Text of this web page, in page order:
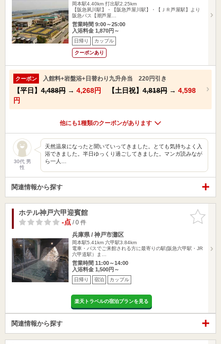
岡本駅4.40km 打出駅2.25km
【阪急夙川駅】・【阪急芦屋川駅】・【ＪＲ芦屋駅】より
阪急バス【潮芦屋…
営業時間 9:00～25:00
入浴料金 1,870円～
日帰り カップル
クーポンあり
クーポン 入館料+岩盤浴+日替わり九升弁当 220円引き
【平日】 4,488円 → 4,268円 【土日祝】 4,818円 → 4,598
円
他にも1種類のクーポンがあります
30代 男
性
天然温泉になったと聞いていってきました。とても気持ちよく入
浴できました。半日ゆっくり過ごしてきました。マンガ読みなが
ら一人…
関連情報から探す
お気に入
りに追加
ホテル神戸六甲迎賓館
-点/ 0 件
兵庫県 / 神戸市灘区
岡本駅5.41km 六甲駅3.84km
電車・バスでご来館される方に最寄りの駅(阪急六甲駅・JR
六甲道駅）ま…
営業時間 11:00～14:00
入浴料金 1,500円～
日帰り 宿泊 カップル
楽天トラベルの宿泊プランを見る
関連情報から探す